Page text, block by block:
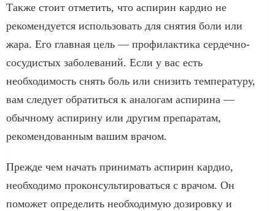
Также стоит отметить, что аспирин кардио не
рекомендуется использовать для снятия боли или
жара. Его главная цель — профилактика сердечно-
сосудистых заболеваний. Если у вас есть
необходимость снять боль или снизить температуру,
вам следует обратиться к аналогам аспирина —
обычному аспирину или другим препаратам,
рекомендованным вашим врачом.
Прежде чем начать принимать аспирин кардио,
необходимо проконсультироваться с врачом. Он
поможет определить необходимую дозировку и